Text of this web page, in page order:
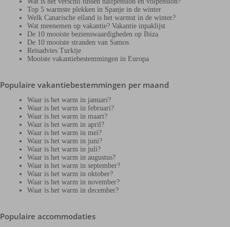
Top 5 warmste plekken in Spanje in de winter
Welk Canarische eiland is het warmst in de winter?
Wat meenemen op vakantie? Vakantie inpaklijst
De 10 mooiste bezienswaardigheden op Ibiza
De 10 mooiste stranden van Samos
Reisadvies Turkije
Mooiste vakantiebestemmingen in Europa
Populaire vakantiebestemmingen per maand
Waar is het warm in januari?
Waar is het warm in februari?
Waar is het warm in maart?
Waar is het warm in april?
Waar is het warm in mei?
Waar is het warm in juni?
Waar is het warm in juli?
Waar is het warm in augustus?
Waar is het warm in september?
Waar is het warm in oktober?
Waar is het warm in november?
Waar is het warm in december?
Populaire accommodaties